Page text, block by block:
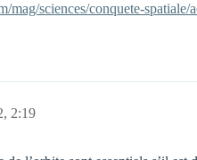
mag/sciences/conquete-
2:19